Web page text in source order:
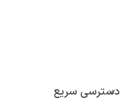
دسترسی سریع